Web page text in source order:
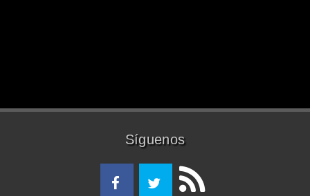
Síguenos